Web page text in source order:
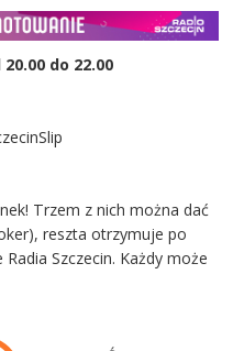
do 22.00
Trzem z nich można dać
reszta otrzymuje po
Radia Szczecin. Każdy może